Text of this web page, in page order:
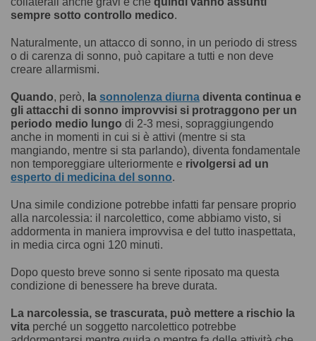
sempre sotto controllo medico.
Naturalmente, un attacco di sonno, in un periodo di stress
o di carenza di sonno, può capitare a tutti e non deve
creare allarmismi.
Quando, però, la sonnolenza diurna diventa continua e
gli attacchi di sonno improvvisi si protraggono per un
periodo medio lungo di 2-3 mesi, sopraggiungendo
anche in momenti in cui si è attivi (mentre si sta
mangiando, mentre si sta parlando), diventa fondamentale
non temporeggiare ulteriormente e rivolgersi ad un
esperto di medicina del sonno.
Una simile condizione potrebbe infatti far pensare proprio
alla narcolessia: il narcolettico, come abbiamo visto, si
addormenta in maniera improvvisa e del tutto inaspettata,
in media circa ogni 120 minuti.
Dopo questo breve sonno si sente riposato ma questa
condizione di benessere ha breve durata.
La narcolessia, se trascurata, può mettere a rischio la
vita perché un soggetto narcolettico potrebbe